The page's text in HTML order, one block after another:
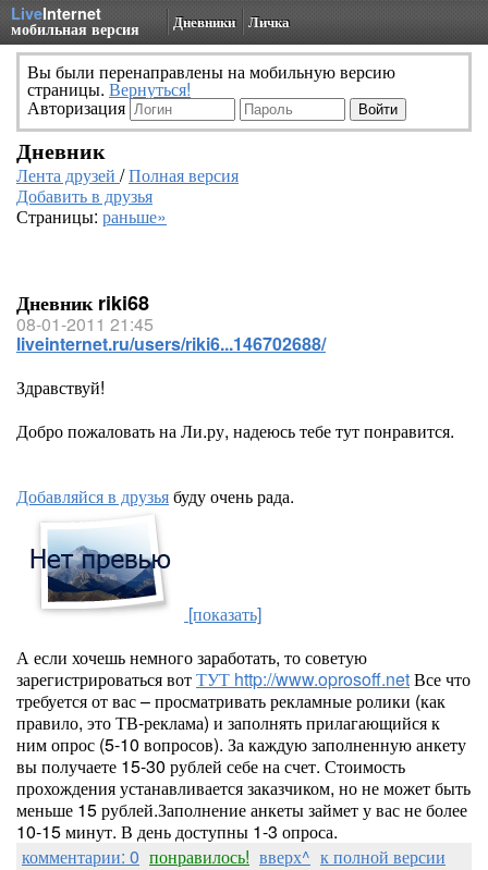
LiveInternet
мобильная версия Дневники Личка
Вы были перенаправлены на мобильную версию
страницы. Вернуться!
Авторизация
Дневник
Лента друзей /Полная версия
Добавить в друзья
Страницы: раньше»
Дневник riki68
08-01-2011 21:45
liveinternet.ru/users/riki6...146702688/
Здравствуй!
Добро пожаловать на Ли.ру, надеюсь тебе тут понравится.
Добавляйся в друзьябуду очень рада.
[показать]
А если хочешь немного заработать, то советую
зарегистрироваться вотТУТ http://www.oprosoff.netВсе что
требуется от вас – просматривать рекламные ролики (как
правило, это ТВ-реклама) и заполнять прилагающийся к
ним опрос (5-10 вопросов). За каждую заполненную анкету
вы получаете 15-30 рублей себе на счет. Стоимость
прохождения устанавливается заказчиком, но не может быть
меньше 15 рублей.Заполнение анкеты займет у вас не более
10-15 минут. В день доступны 1-3 опроса.
комментарии: 0 понравилось! вверх^ к полной версии